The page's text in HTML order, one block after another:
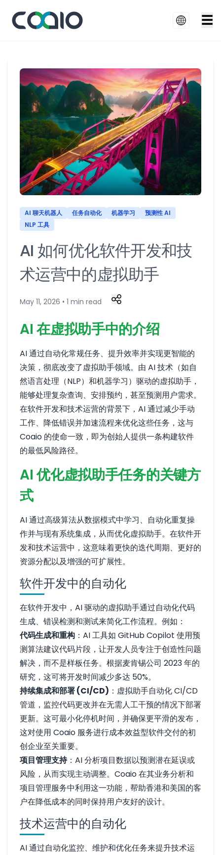
☰
AI 聊天机器人 任务自动化 机器学习
预测性 AI
NLP 工具
AI 如何优化软件开发和技
术运营中的虚拟助手
May 11, 2026 • 1 min read
AI 在虚拟助手中的介绍
AI 通过自动化常规任务、提升效率并实现更智能的
决策，彻底改变了虚拟助手领域。由 AI 技术（如自
然语言处理（NLP）和机器学习）驱动的虚拟助手，
能够处理复杂查询、安排预约，甚至预测用户需求。
在软件开发和技术运营的背景下，AI 通过减少手动
工作、降低错误并加速流程来优化这些任务，这与
Coaio 的使命一致，即为创始人提供一条构建软件
的最低风险路径。
AI 优化虚拟助手任务的关键方
式
AI 通过高级算法从数据模式中学习、自动化重复操
作并与现有系统集成，从而优化虚拟助手。在软件开
发和技术运营中，这意味着更快的迭代周期、更好的
资源分配以及增强的可扩展性。
软件开发中的自动化
在软件开发中，AI 驱动的虚拟助手通过自动化代码
生成、错误检测和测试来简化工作流程。例如：
代码生成和重构 ：AI 工具如 GitHub Copilot 使用预
测算法建议代码片段，让开发人员专注于创造性问题
解决，而不是样板任务。根据麦肯锡公司 2023 年的
研究，这可将开发时间减少多达 50%。
持续集成和部署 (CI/CD) ：虚拟助手自动化 CI/CD
管道，监控代码更改并在无需人工干预的情况下部署
更新。这可最小化停机时间，并确保更平滑的发布，
这对使用 Coaio 服务进行成本效益型软件交付的初
创企业至关重要。
项目管理支持：AI 分析项目数据以预测潜在延误或
风险，从而实现主动调整。Coaio 在其业务分析和
项目管理服务中利用这一功能，帮助香港和美国的客
户在降低成本的同时保持用户友好的设计。
技术运营中的自动化
AI 通过自动化监控、维护和优化任务来提升技术运